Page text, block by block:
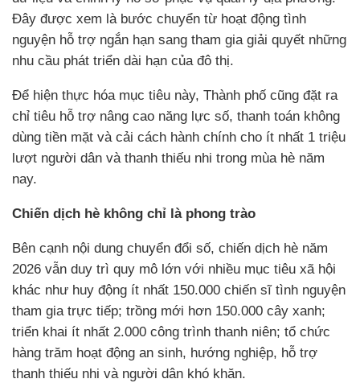
Đây được xem là bước chuyển từ hoạt động tình
nguyện hỗ trợ ngắn hạn sang tham gia giải quyết những
nhu cầu phát triển dài hạn của đô thị.
Để hiện thực hóa mục tiêu này, Thành phố cũng đặt ra
chỉ tiêu hỗ trợ nâng cao năng lực số, thanh toán không
dùng tiền mặt và cải cách hành chính cho ít nhất 1 triệu
lượt người dân và thanh thiếu nhi trong mùa hè năm
nay.
Chiến dịch hè không chỉ là phong trào
Bên cạnh nội dung chuyển đổi số, chiến dịch hè năm
2026 vẫn duy trì quy mô lớn với nhiều mục tiêu xã hội
khác như huy động ít nhất 150.000 chiến sĩ tình nguyện
tham gia trực tiếp; trồng mới hơn 150.000 cây xanh;
triển khai ít nhất 2.000 công trình thanh niên; tổ chức
hàng trăm hoạt động an sinh, hướng nghiệp, hỗ trợ
thanh thiếu nhi và người dân khó khăn.